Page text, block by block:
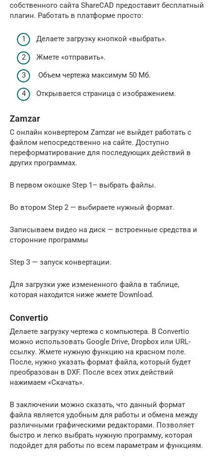
собственного сайта ShareCAD предоставит бесплатный
плагин. Работать в платформе просто:
Делаете загрузку кнопкой «выбрать».
Жмете «отправить».
Объем чертежа максимум 50 Мб.
Открывается страница с изображением.
Zamzar
С онлайн конвертером Zamzar не выйдет работать с
файлом непосредственно на сайте. Доступно
переформатирование для последующих действий в
других программах.
В первом окошке Step 1– выбрать файлы.
Во втором Step 2 — выбираете нужный формат.
Записываем видео на диск — встроенные средства и
сторонние программы
Step 3 — запуск конвертации.
Для загрузки уже измененного файла в таблице,
которая находится ниже жмете Download.
Convertio
Делаете загрузку чертежа с компьютера. В Convertio
можно использовать Google Drive, Dropbox или URL-
ссылку. Жмете нужную функцию на красном поле.
После, нужно указать формат файла, который будет
преобразован в DXF. После всех этих действий
нажимаем «Скачать».
В заключении можно сказать, что данный формат
файла является удобным для работы и обмена между
различными графическими редакторами. Позволяет
быстро и легко выбрать нужную программу, которая
подойдет для работы по всем параметрам и функциям.